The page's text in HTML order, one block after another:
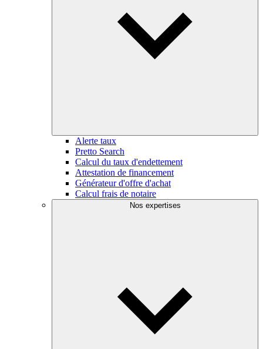
Alerte taux
Pretto Search
Calcul du taux d'endettement
Attestation de financement
Générateur d'offre d'achat
Calcul frais de notaire
Nos expertises